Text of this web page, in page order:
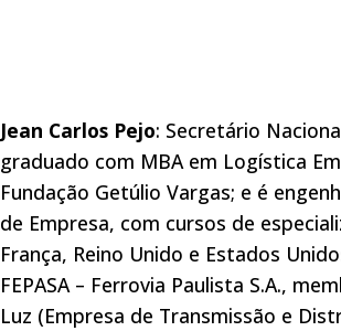
Jean Carlos Pejo: Secretário
graduado com MBA em Logística
Fundação Getúlio Vargas; e é
de Empresa, com cursos de
França, Reino Unido e Estados
FEPASA – Ferrovia Paulista S.A.,
Luz (Empresa de Transmissão e